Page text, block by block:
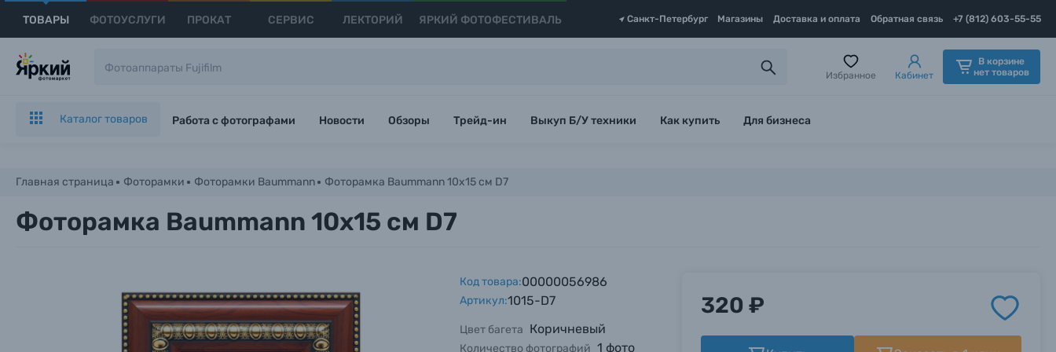
ТОВАРЫ ФОТОУСЛУГИ ПРОКАТ СЕРВИС ЛЕКТОРИЙ ЯРКИЙ ФОТОФЕСТИВАЛЬ Санкт-Петербург Магазины Доставка и оплата Обратная связь +7 (812) 603-55-55
Избранное Кабинет
В корзине
нет товаров
Каталог товаров Работа с фотографами Новости Обзоры Трейд-ин Выкуп Б/У техники Как купить Для бизнеса
Главная страница Фоторамки Фоторамки Baummann Фоторамка Baummann 10х15 см D7
Фоторамка Baummann 10х15 см D7
Код товара:00000056986
Артикул:1015-D7
Цвет багета Коричневый
Количество фотографий 1 фото
320 ₽